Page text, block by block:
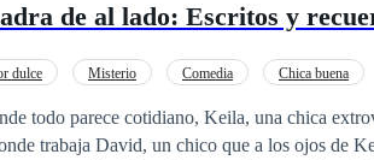
pero al hablar, hasta el más desgraciado
vivía. Pero ese día llegó. Y al poder verlo,
de al lado: Escritos y
dulce Misterio Comedia Chica buena
todo parece cotidiano, Keila, una chica
trabaja David, un chico que a los ojos de